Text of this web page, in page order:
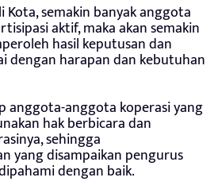
semakin banyak anggota
aktif, maka akan semakin
hasil keputusan dan
dengan harapan dan kebutuhan
anggota-anggota koperasi yang
hak berbicara dan
sehingga
yang disampaikan pengurus
dengan baik.